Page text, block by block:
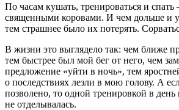
По часам кушать, тренироваться и
священными коровами. И чем дольше и
тем страшнее было их потерять.
В жизни это выглядело так: чем ближе
тем быстрее был мой бег от него, чем
предложение «уйти в ночь», тем
о последствиях лезли в мою голову. А
позволено, то одной тренировкой в
не отделывалась.